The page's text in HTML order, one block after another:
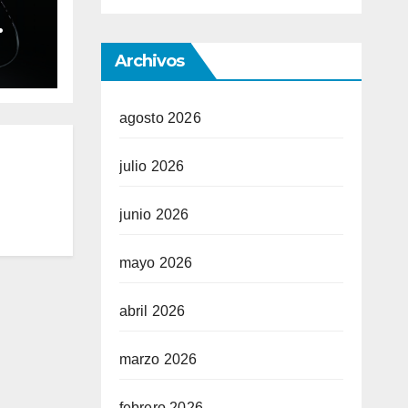
Archivos
agosto 2026
julio 2026
junio 2026
mayo 2026
abril 2026
marzo 2026